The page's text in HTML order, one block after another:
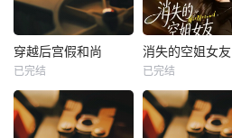
热播
未知
穿越后宫假和尚
已完结
热播
未知
消失的空姐女友
已完结